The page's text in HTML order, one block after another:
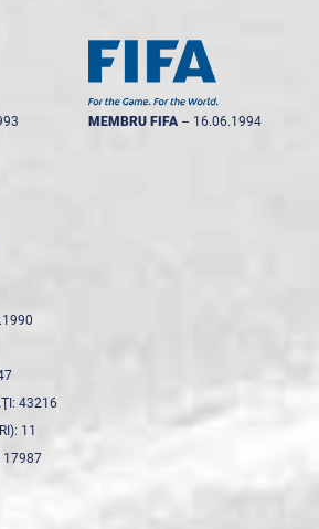
MEMBRU FIFA -- 16.06.1994
43216
11
17987